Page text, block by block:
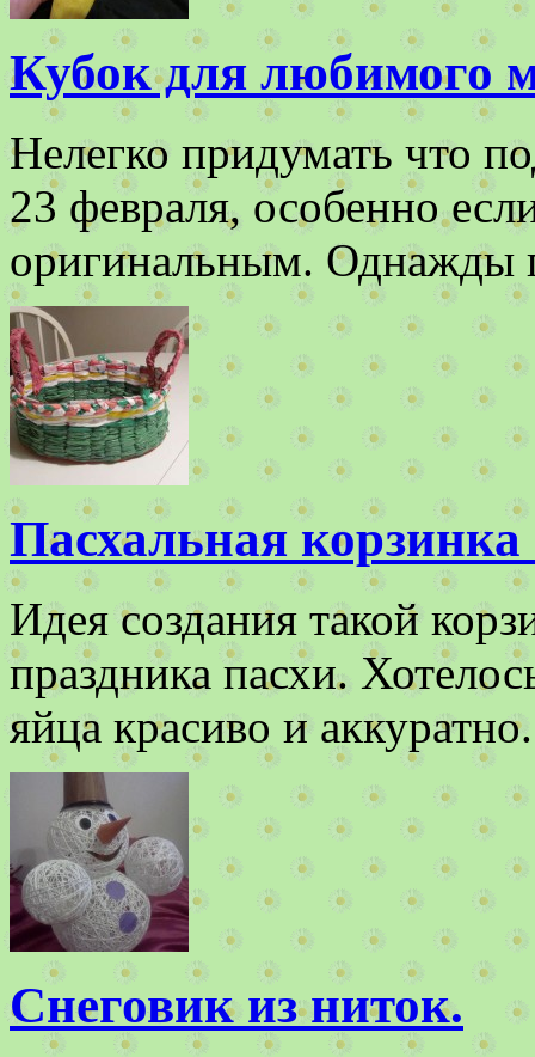
Кубок для любимого
Нелегко придумать что
23 февраля, особенно
оригинальным.
Пасхальная корзинка
Идея создания такой
праздника пасхи.
яйца красиво и
Снеговик из ниток.